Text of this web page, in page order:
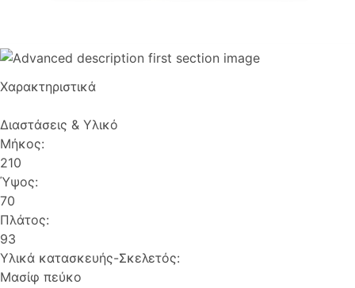
Χαρακτηριστικά
Διαστάσεις & Υλικό
Μήκος:
210
Ύψος:
70
Πλάτος:
93
Υλικά κατασκευής-Σκελετός:
Μασίφ πεύκο